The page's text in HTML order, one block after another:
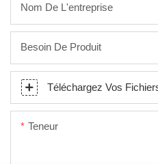
Nom De L'entreprise
Besoin De Produit
Téléchargez Vos
Teneur